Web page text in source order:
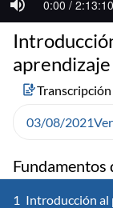
1 Introducción al
aprendizaje
Transcripción
03/08/2021